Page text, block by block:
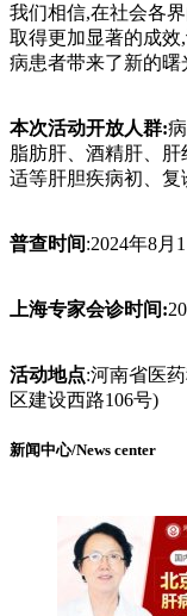
我们相信,在社会各
取得更加显著的成
病患者带来了新的
本次活动开放人群:
脂肪肝、酒精肝、
适等肝胆疾病初、复
普查时间:2024年8月
上海专家会诊时间:
活动地点:河南省医
区建设西路106号)
新闻中心/News center